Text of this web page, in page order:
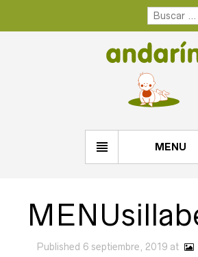
MENU
Published 6 septiembre, 2019at